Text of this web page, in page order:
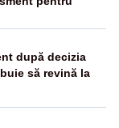
după decizia
să revină la